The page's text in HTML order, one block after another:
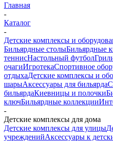
Главная
-
Каталог
-
Детские комплексы и
Бильярдные столыБильярдные
теннисНастольный футбол
очагиИгротекаСпортивное
отдыхаДетские комплексы и
шарыАксессуары для бильярда
бильярдаКиевницы и полочки
ключБильярдные коллекции
-
Детские комплексы для дома
Детские комплексы для улицы
учрежденийАксессуары к